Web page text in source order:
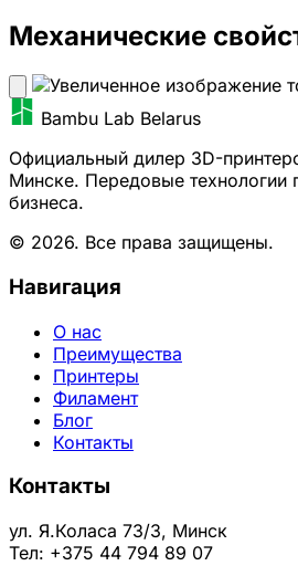
Механические
Bambu Lab Belarus
Официальный дилер 3D-
Минске. Передовые технологии
бизнеса.
© 2026. Все права защищены.
Навигация
О нас
Преимущества
Принтеры
Филамент
Блог
Контакты
Контакты
ул. Я.Коласа 73/3, Минск
Тел: +375 44 794 89 07